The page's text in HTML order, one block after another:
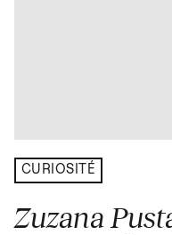
CURIOSITÉ
Zuzana